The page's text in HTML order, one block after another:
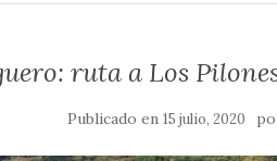
ruta a Los
Publicado en 15 julio, 2020